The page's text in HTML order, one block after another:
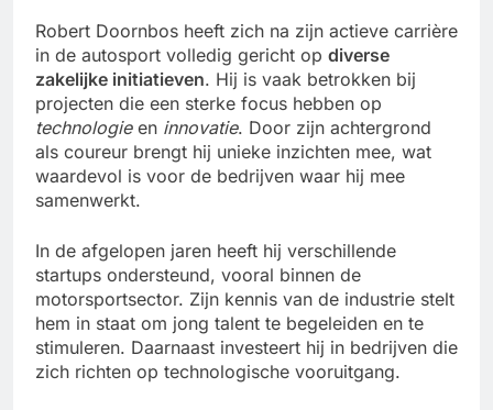
Robert Doornbos heeft zich na zijn actieve carrière
in de autosport volledig gericht op diverse
zakelijke initiatieven. Hij is vaak betrokken bij
projecten die een sterke focus hebben op
technologieen innovatie. Door zijn achtergrond
als coureur brengt hij unieke inzichten mee, wat
waardevol is voor de bedrijven waar hij mee
samenwerkt.
In de afgelopen jaren heeft hij verschillende
startups ondersteund, vooral binnen de
motorsportsector. Zijn kennis van de industrie stelt
hem in staat om jong talent te begeleiden en te
stimuleren. Daarnaast investeert hij in bedrijven die
zich richten op technologische vooruitgang.